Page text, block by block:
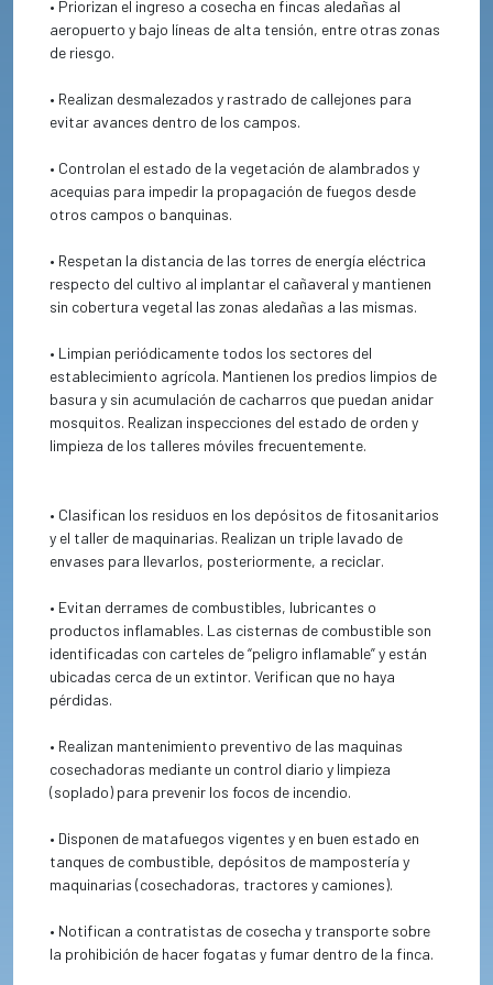
• Priorizan el ingreso a cosecha en fincas aledañas al
aeropuerto y bajo líneas de alta tensión, entre otras zonas
de riesgo.
• Realizan desmalezados y rastrado de callejones para
evitar avances dentro de los campos.
• Controlan el estado de la vegetación de alambrados y
acequias para impedir la propagación de fuegos desde
otros campos o banquinas.
• Respetan la distancia de las torres de energía eléctrica
respecto del cultivo al implantar el cañaveral y mantienen
sin cobertura vegetal las zonas aledañas a las mismas.
• Limpian periódicamente todos los sectores del
establecimiento agrícola. Mantienen los predios limpios de
basura y sin acumulación de cacharros que puedan anidar
mosquitos. Realizan inspecciones del estado de orden y
limpieza de los talleres móviles frecuentemente.
• Clasifican los residuos en los depósitos de fitosanitarios
y el taller de maquinarias. Realizan un triple lavado de
envases para llevarlos, posteriormente, a reciclar.
• Evitan derrames de combustibles, lubricantes o
productos inflamables. Las cisternas de combustible son
identificadas con carteles de “peligro inflamable” y están
ubicadas cerca de un extintor. Verifican que no haya
pérdidas.
• Realizan mantenimiento preventivo de las maquinas
cosechadoras mediante un control diario y limpieza
(soplado) para prevenir los focos de incendio.
• Disponen de matafuegos vigentes y en buen estado en
tanques de combustible, depósitos de mampostería y
maquinarias (cosechadoras, tractores y camiones).
• Notifican a contratistas de cosecha y transporte sobre
la prohibición de hacer fogatas y fumar dentro de la finca.